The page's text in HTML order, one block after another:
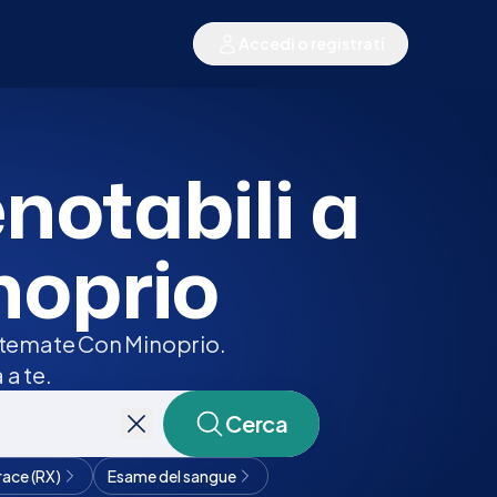
a
Con Minoprio.
te.
Cerca
(RX)
Esame del sangue